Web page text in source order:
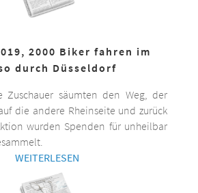
2000 Biker fahren im
durch Düsseldorf
Zuschauer säumten den Weg, der
die andere Rheinseite und zurück
wurden Spenden für unheilbar
WEITERLESEN